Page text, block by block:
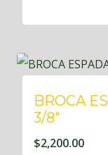
BROCA
3/8″
$2,200.00